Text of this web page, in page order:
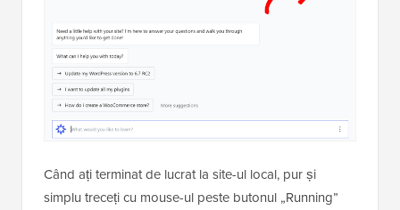
Când ați terminat de lucrat la site-ul local, pur și
simplu treceți cu mouse-ul peste butonul „Running”